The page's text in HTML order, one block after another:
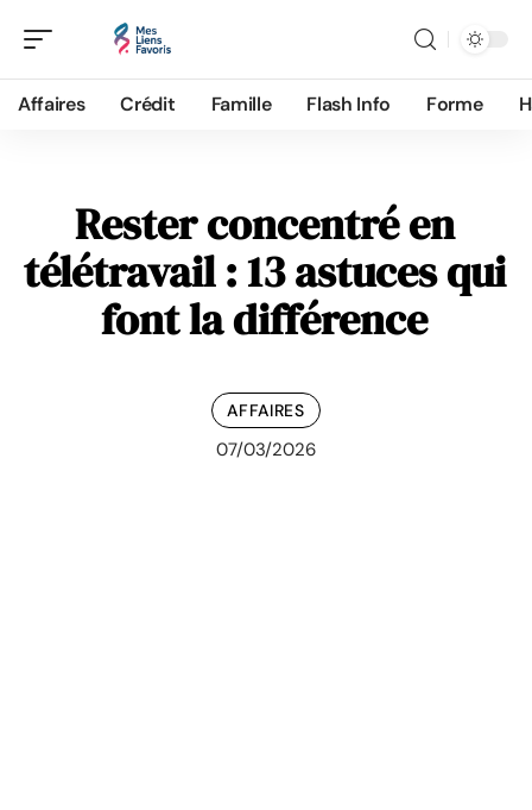
Affaires Crédit Famille Flash Info Forme
Rester concentré en
télétravail : 13 astuces qui
font la différence
AFFAIRES
07/03/2026